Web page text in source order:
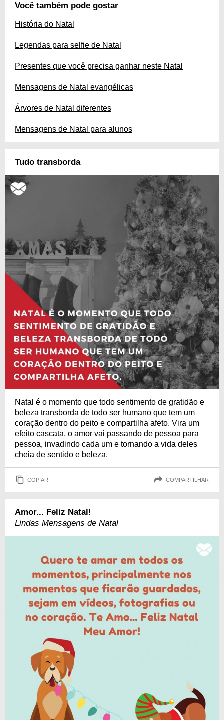
Você também pode gostar
História do Natal
Legendas para selfie de Natal
Presentes que você precisa ganhar neste Natal
Mensagens de Natal evangélicas
Árvores de Natal diferentes
Mensagens de Natal para alunos
Tudo transborda
Natal é o momento que todo sentimento de gratidão e
beleza transborda de todo ser humano que tem um
coração dentro do peito e compartilha afeto. Vira um
efeito cascata, o amor vai passando de pessoa para
pessoa, invadindo cada um e tornando a vida deles
cheia de sentido e beleza.
COPIAR COMPARTILHAR
Amor... Feliz Natal!
Lindas Mensagens de Natal